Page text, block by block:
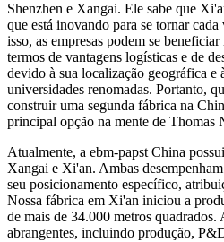
Shenzhen e Xangai. Ele sabe que
que está inovando para se tornar
isso, as empresas podem se
termos de vantagens logísticas e de
devido à sua localização geográfica e
universidades renomadas. Portanto,
construir uma segunda fábrica na
principal opção na mente de Thomas
Atualmente, a ebm-papst China
Xangai e Xi'an. Ambas
seu posicionamento específico,
Nossa fábrica em Xi'an iniciou a
de mais de 34.000 metros
abrangentes, incluindo produção,